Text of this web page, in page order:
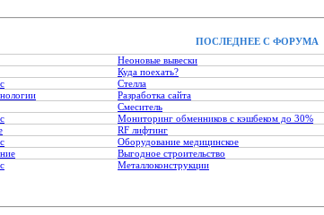
ПОСЛЕДНЕЕ С ФОРУМА
Неоновые вывески
Куда поехать?
Стелла
Разработка сайта
Смеситель
Мониторинг обменников с кэшбеком до 30%
RF лифтинг
Оборудование медицинское
Выгодное строительство
Металлоконструкции